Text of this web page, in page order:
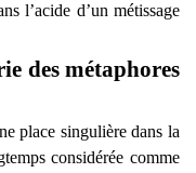
l’acide d’un métissage
des métaphores
place singulière dans la
considérée comme